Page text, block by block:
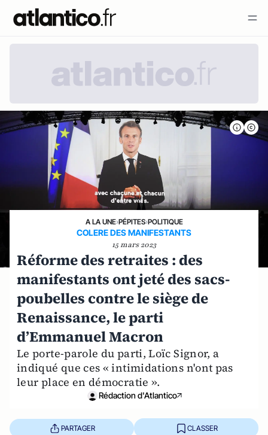
A LA UNE›PÉPITES›POLITIQUE
COLERE DES MANIFESTANTS
15 mars 2023
Réforme des retraites : des
manifestants ont jeté des sacs-
poubelles contre le siège de
Renaissance, le parti
d’Emmanuel Macron
Le porte-parole du parti, Loïc Signor, a
indiqué que ces « intimidations n'ont pas
leur place en démocratie ».
Rédaction d'Atlantico
PARTAGER CLASSER